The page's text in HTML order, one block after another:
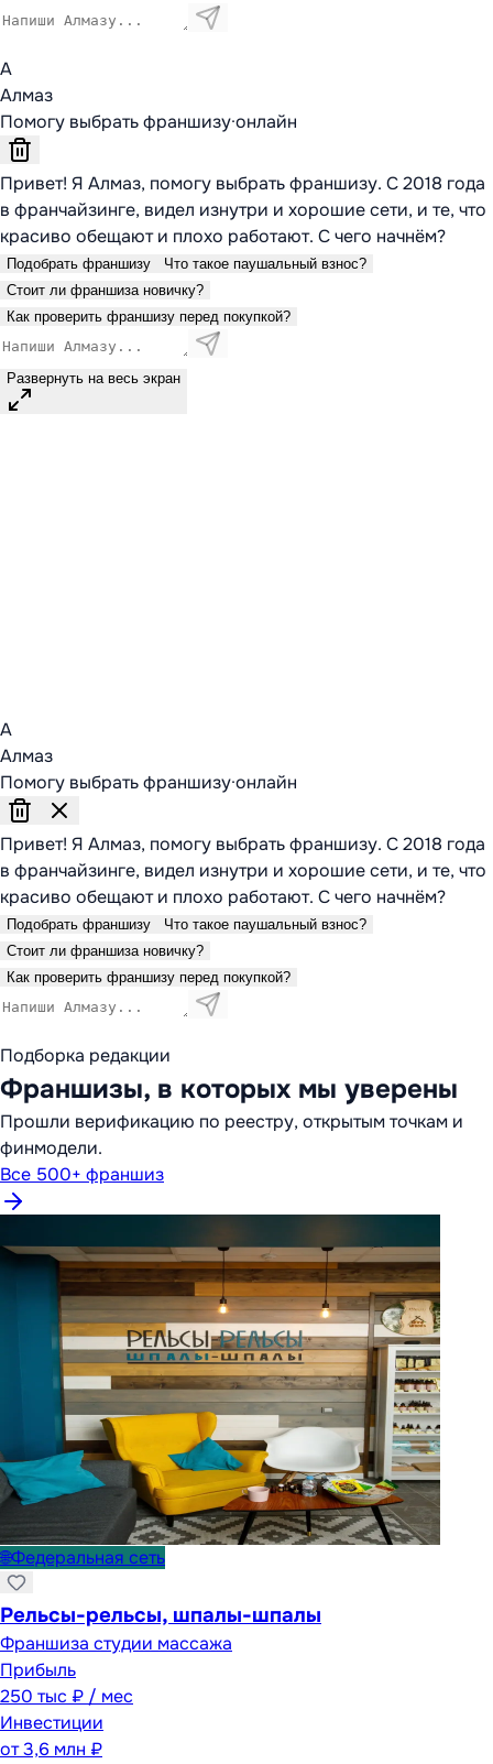
А
Алмаз
Помогу выбрать франшизу·онлайн
Привет! Я Алмаз, помогу выбрать франшизу. С 2018 года
в франчайзинге, видел изнутри и хорошие сети, и те, что
красиво обещают и плохо работают. С чего начнём?
Подобрать франшизу
Что такое паушальный взнос?
Стоит ли франшиза новичку?
Как проверить франшизу перед покупкой?
Развернуть на весь экран
А
Алмаз
Помогу выбрать франшизу·онлайн
Привет! Я Алмаз, помогу выбрать франшизу. С 2018 года
в франчайзинге, видел изнутри и хорошие сети, и те, что
красиво обещают и плохо работают. С чего начнём?
Подобрать франшизу
Что такое паушальный взнос?
Стоит ли франшиза новичку?
Как проверить франшизу перед покупкой?
Подборка редакции
Франшизы, в которых мы уверены
Прошли верификацию по реестру, открытым точкам и
финмодели.
Все 500+ франшиз
🌐Федеральная сеть
Рельсы-рельсы, шпалы-шпалы
Франшиза студии массажа
Прибыль
250 тыс ₽ / мес
Инвестиции
от3,6 млн ₽